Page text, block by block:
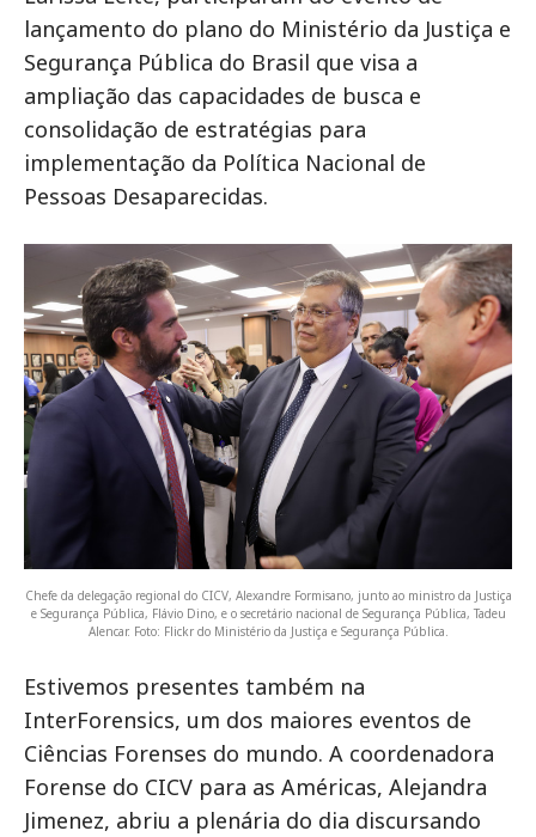
lançamento do plano do Ministério da Justiça e
Segurança Pública do Brasil que visa a
ampliação das capacidades de busca e
consolidação de estratégias para
implementação da Política Nacional de
Pessoas Desaparecidas.
Chefe da delegação regional do CICV, Alexandre Formisano, junto ao ministro da Justiça
e Segurança Pública, Flávio Dino, e o secretário nacional de Segurança Pública, Tadeu
Alencar. Foto: Flickr do Ministério da Justiça e Segurança Pública.
Estivemos presentes também na
InterForensics, um dos maiores eventos de
Ciências Forenses do mundo. A coordenadora
Forense do CICV para as Américas, Alejandra
Jimenez, abriu a plenária do dia discursando